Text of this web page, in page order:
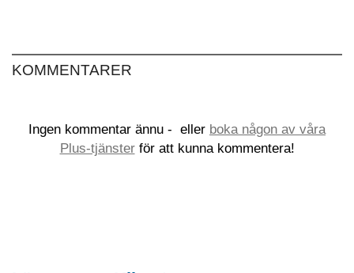
KOMMENTARER
Ingen kommentar ännu - eller boka någon av våra
Plus-tjänsterför att kunna kommentera!